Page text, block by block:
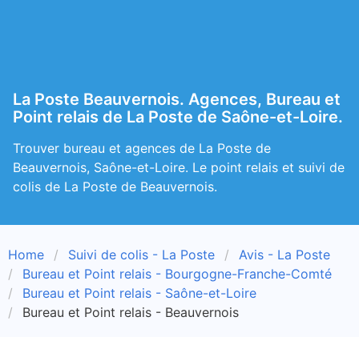
La Poste Beauvernois. Agences, Bureau et
Point relais de La Poste de Saône-et-Loire.
Trouver bureau et agences de La Poste de
Beauvernois, Saône-et-Loire. Le point relais et suivi de
colis de La Poste de Beauvernois.
Home Suivi de colis - La Poste
Avis - La Poste
Bureau et Point relais - Bourgogne-Franche-Comté
Bureau et Point relais - Saône-et-Loire
Bureau et Point relais - Beauvernois